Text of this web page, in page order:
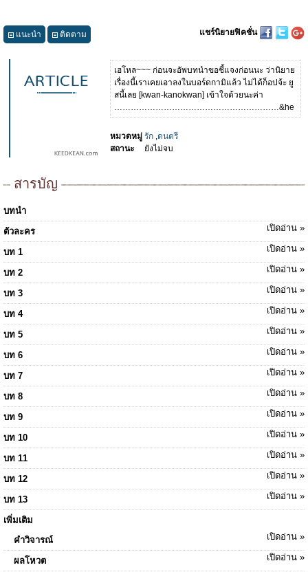
แนะนำ ติดตาม แชร์นิยายฟิคชั่น
เฮโหล~~~ ก่อนจะอัพบทนำขอชี้แจงก่อนนะ ว่านิยาย
เรื่องนี้เราเคยเอาลงในบอร์ดกามิแล้ว ไม่ได้ก็อปจ้ะ ยู
สนี้เลย [kwan-kanokwan] เข้าใจด้วยนะค่า
……………………………………………………&he
หมวดหมู่ รัก ,ดนตรี
สถานะ
ยังไม่จบ
สารบัญ
บทนำ
ตัวละคร
เปิดอ่าน »
บท 1 เปิดอ่าน »
บท 2 เปิดอ่าน »
บท 3 เปิดอ่าน »
บท 4 เปิดอ่าน »
บท 5 เปิดอ่าน »
บท 6 เปิดอ่าน »
บท 7 เปิดอ่าน »
บท 8 เปิดอ่าน »
บท 9 เปิดอ่าน »
บท 10 เปิดอ่าน »
บท 11 เปิดอ่าน »
บท 12 เปิดอ่าน »
บท 13 เปิดอ่าน »
เพิ่มเติม
คำวิจารณ์
เปิดอ่าน »
ผลโหวต เปิดอ่าน »